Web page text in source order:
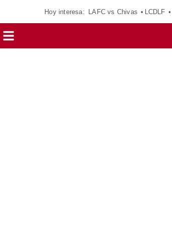
Hoy interesa: LAFC vs Chivas LCDLF